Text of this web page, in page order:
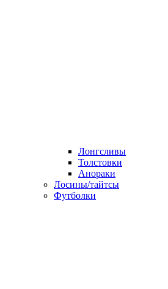
Лонгсливы
Толстовки
Анораки
Лосины/тайтсы
Футболки